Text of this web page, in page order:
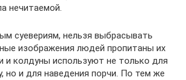
нечитаемой.
суевериям, нельзя выбрасывать
изображения людей пропитаны их
и колдуны используют не только для
но и для наведения порчи. По тем же